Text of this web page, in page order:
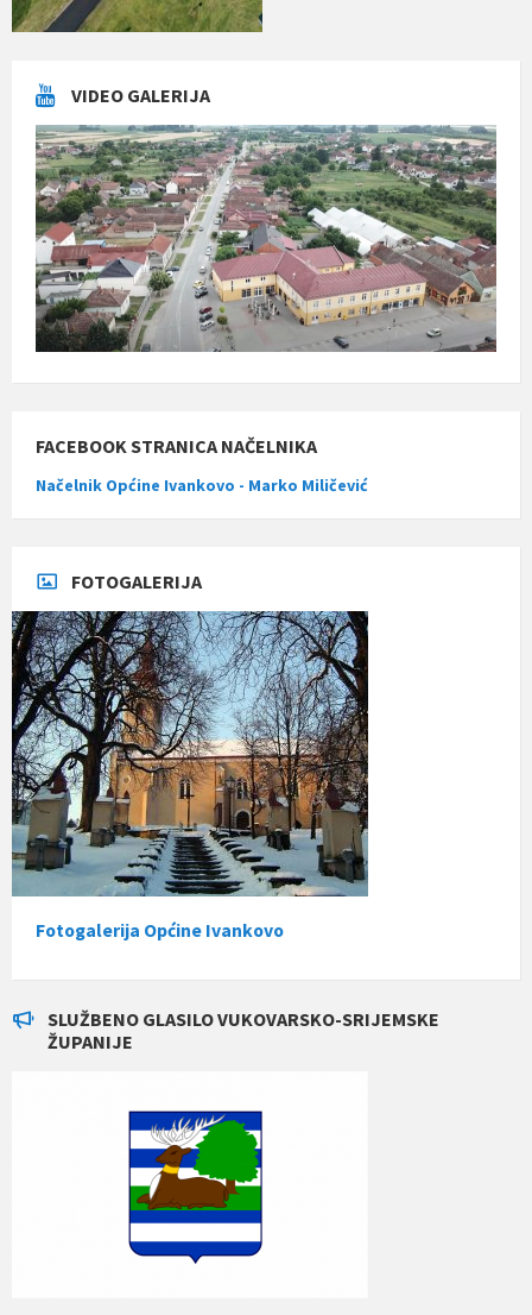
VIDEO GALERIJA
FACEBOOK STRANICA NAČELNIKA
Načelnik Općine Ivankovo - Marko Miličević
FOTOGALERIJA
Fotogalerija Općine Ivankovo
SLUŽBENO GLASILO VUKOVARSKO-SRIJEMSKE
ŽUPANIJE